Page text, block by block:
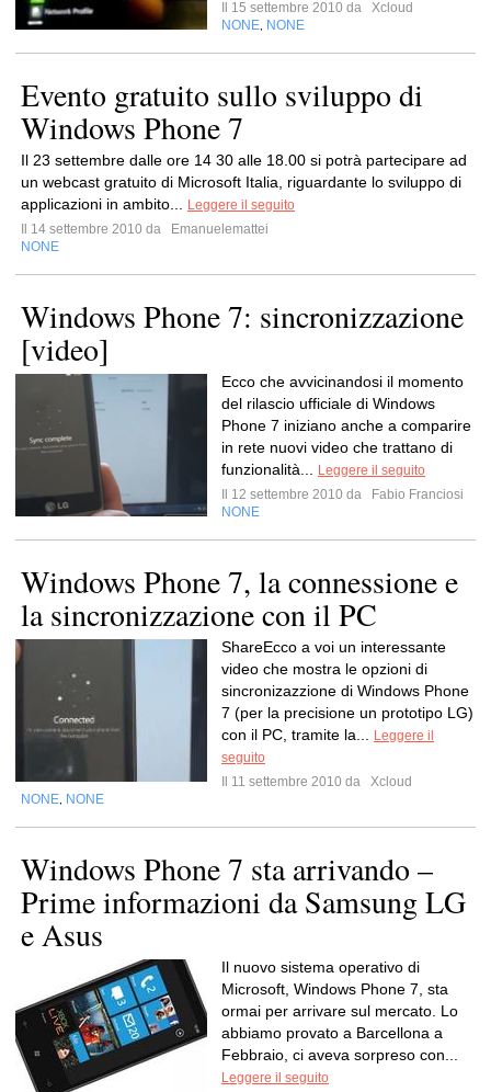
Il 15 settembre 2010 da
Xcloud
NONE NONE
Evento gratuito sullo sviluppo di
Windows Phone 7
Il 23 settembre dalle ore 14 30 alle 18.00 si potrà partecipare ad
un webcast gratuito di Microsoft Italia, riguardante lo sviluppo di
applicazioni in ambito...
Leggere il seguito
Il 14 settembre 2010 da
Emanuelemattei
NONE
Windows Phone 7: sincronizzazione
[video]
Ecco che avvicinandosi il momento
del rilascio ufficiale di Windows
Phone 7 iniziano anche a comparire
in rete nuovi video che trattano di
funzionalità...
Leggere il seguito
Il 12 settembre 2010 da
Fabio Franciosi
NONE
Windows Phone 7, la connessione e
la sincronizzazione con il PC
ShareEcco a voi un interessante
video che mostra le opzioni di
sincronizazzione di Windows Phone
7 (per la precisione un prototipo LG)
con il PC, tramite la...
Leggere il
seguito
Il 11 settembre 2010 da
Xcloud
NONE NONE
Windows Phone 7 sta arrivando –
Prime informazioni da Samsung LG
e Asus
Il nuovo sistema operativo di
Microsoft, Windows Phone 7, sta
ormai per arrivare sul mercato. Lo
abbiamo provato a Barcellona a
Febbraio, ci aveva sorpreso con...
Leggere il seguito